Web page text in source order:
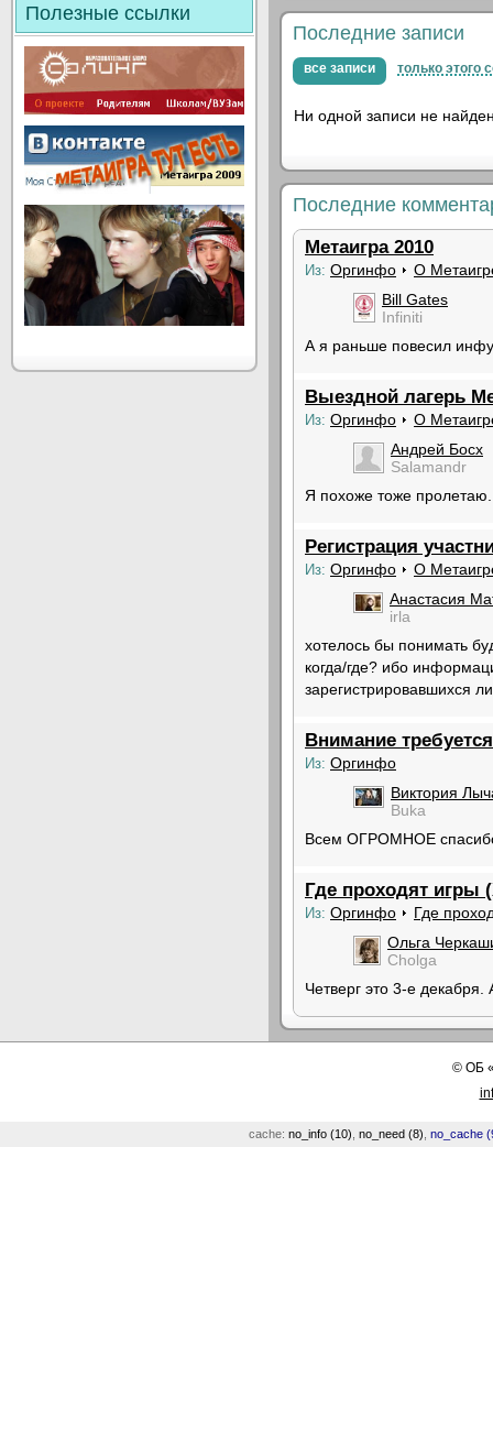
Полезные ссылки
Последние записи
все записи только этого
Ни одной записи не
Последние
Метаигра 2010
Из: Оргинфо
О
Bill Gates
Infiniti
А я раньше повесил
Выездной лагерь
Из: Оргинфо
О
Андрей Босх
Salamandr
Я похоже тоже
Регистрация
Из: Оргинфо
О
Анастасия
irla
хотелось бы понимать
когда/где? ибо
зарегистрировавшихся
Внимание
Из: Оргинфо
Виктория
Buka
Всем ОГРОМНОЕ
Где проходят игры
Из: Оргинфо
Где
Ольга
Cholga
Четверг это 3-е
©ОБ
cache: no_info (10) no_need (8) no_cache